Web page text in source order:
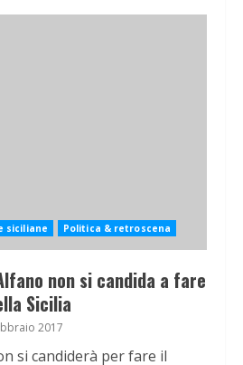
siciliane Politica & retroscena
non si candida a fare
Sicilia
2017
si candiderà per fare il